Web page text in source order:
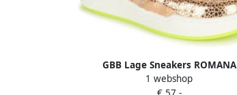
GBB Lage Sneakers ROMANA
1 webshop